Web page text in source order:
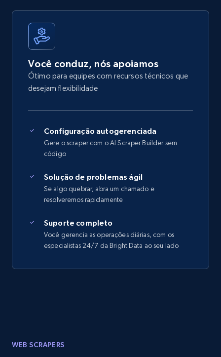
Você conduz, nós apoiamos
Ótimo para equipes com recursos técnicos que
desejam flexibilidade
Configuração autogerenciada
Gere o scraper com o AI Scraper Builder sem
código
Solução de problemas ágil
Se algo quebrar, abra um chamado e
resolveremos rapidamente
Suporte completo
Você gerencia as operações diárias, com os
especialistas 24/7 da Bright Data ao seu lado
WEB SCRAPERS